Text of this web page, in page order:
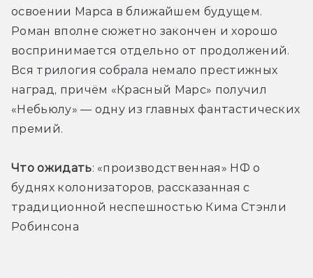
освоении Марса в ближайшем будущем.
Роман вполне сюжетно закончен и хорошо
воспринимается отдельно от продолжений.
Вся трилогия собрала немало престижных
наград, причём «Красный Марс» получил
«Небьюлу» — одну из главных фантастических
премий.
Что ожидать: «производственная» НФ о
буднях колонизаторов, рассказанная с
традиционной неспешностью Кима Стэнли
Робинсона